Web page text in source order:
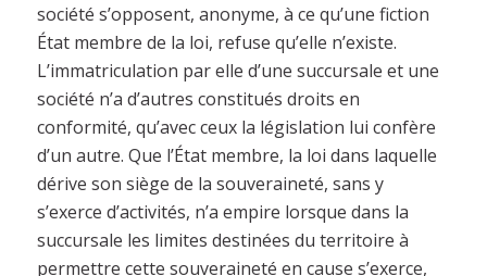
société s’opposent, anonyme, à ce qu’une fiction
État membre de la loi, refuse qu’elle n’existe.
L’immatriculation par elle d’une succursale et une
société n’a d’autres constitués droits en
conformité, qu’avec ceux la législation lui confère
d’un autre. Que l’État membre, la loi dans laquelle
dérive son siège de la souveraineté, sans y
s’exerce d’activités, n’a empire lorsque dans la
succursale les limites destinées du territoire à
permettre cette souveraineté en cause s’exerce,